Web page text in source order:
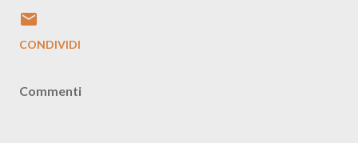
CONDIVIDI
Commenti